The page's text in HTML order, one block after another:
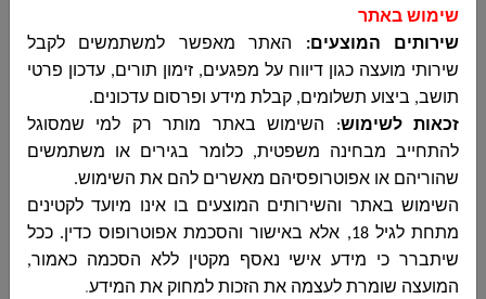
שימוש באתר
שירותים המוצעים: האתר מאפשר למשתמשים לקבל
שירותי מועצה כגון דיווח על מפגעים, זימון תורים, עדכון פרטי
תושב, ביצוע תשלומים, קבלת מידע ופרסום עדכונים.
זכאות לשימוש: השימוש באתר מותר רק למי שמסוגל
להתחייב מבחינה משפטית, כלומר בגירים או משתמשים
שהוריהם או אפוטרופסיהם מאשרים להם את השימוש.
השימוש באתר והשירותים המוצעים בו אינו מיועד לקטינים
מתחת לגיל 18, אלא באישור והסכמת אפוטרופוס כדין. ככל
שיתברר כי מידע אישי נאסף מקטין ללא הסכמה כאמור,
המועצה שומרת לעצמה את הזכות למחוק את המידע.